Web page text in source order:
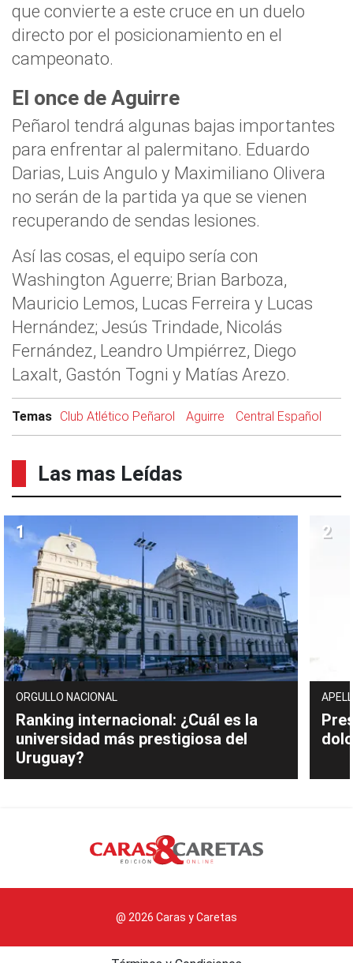
que convierte a este cruce en un duelo
directo por el posicionamiento en el
campeonato.
El once de Aguirre
Peñarol tendrá algunas bajas importantes
para enfrentar al palermitano. Eduardo
Darias, Luis Angulo y Maximiliano Olivera
no serán de la partida ya que se vienen
recuperando de sendas lesiones.
Así las cosas, el equipo sería con
Washington Aguerre; Brian Barboza,
Mauricio Lemos, Lucas Ferreira y Lucas
Hernández; Jesús Trindade, Nicolás
Fernández, Leandro Umpiérrez, Diego
Laxalt, Gastón Togni y Matías Arezo.
Temas Club Atlético Peñarol Aguirre Central Español
Las mas Leídas
ORGULLO NACIONAL
Ranking internacional: ¿Cuál es la
universidad más prestigiosa del
Uruguay?
@ 2026 Caras y Caretas